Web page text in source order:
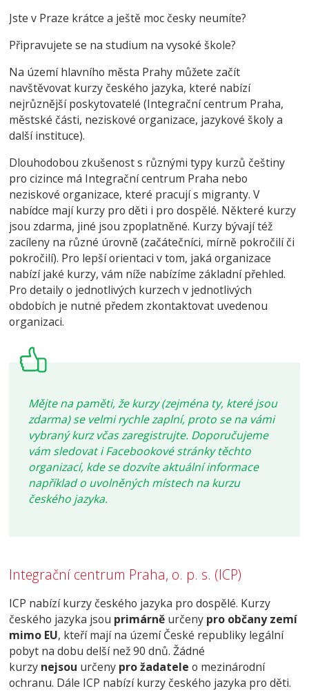
Jste v Praze krátce a ještě moc česky neumíte?
Připravujete se na studium na vysoké škole?
Na území hlavního města Prahy můžete začít
navštěvovat kurzy českého jazyka, které nabízí
nejrůznější poskytovatelé (Integrační centrum Praha,
městské části, neziskové organizace, jazykové školy a
další instituce).
Dlouhodobou zkušenost s různými typy kurzů češtiny
pro cizince má Integrační centrum Praha nebo
neziskové organizace, které pracují s migranty. V
nabídce mají kurzy pro děti i pro dospělé. Některé kurzy
jsou zdarma, jiné jsou zpoplatněné. Kurzy bývají též
zacíleny na různé úrovně (začátečníci, mírně pokročilí či
pokročilí). Pro lepší orientaci v tom, jaká organizace
nabízí jaké kurzy, vám níže nabízíme základní přehled.
Pro detaily o jednotlivých kurzech v jednotlivých
obdobích je nutné předem zkontaktovat uvedenou
organizaci.
Mějte na paměti, že kurzy (zejména ty, které jsou
zdarma) se velmi rychle zaplní, proto se na vámi
vybraný kurz včas zaregistrujte. Doporučujeme
vám sledovat i Facebookové stránky těchto
organizací, kde se dozvíte aktuální informace
například o uvolněných místech na kurzu
českého jazyka.
Integrační centrum Praha, o. p. s. (ICP)
ICP nabízí kurzy českého jazyka pro dospělé. Kurzy
českého jazyka jsou primárně určeny pro občany zemí
mimo EU, kteří mají na území České republiky legální
pobyt na dobu delší než 90 dnů. Žádné
kurzy nejsou určeny pro žadatele o mezinárodní
ochranu. Dále ICP nabízí kurzy českého jazyka pro děti.